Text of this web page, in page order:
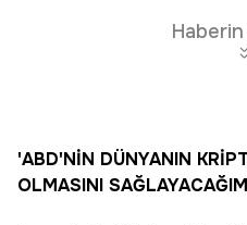
Haberin
'ABD'NİN DÜNYANIN
OLMASINI